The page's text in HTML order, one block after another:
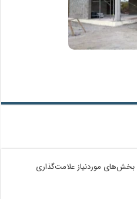
بخش‌های موردنیاز علامت‌گذاری